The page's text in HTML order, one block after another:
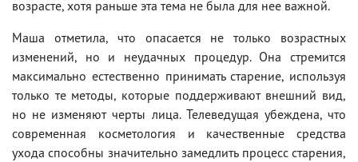
возрасте, хотя раньше эта тема не была для нее важной.
Маша отметила, что опасается не только возрастных
изменений, но и неудачных процедур. Она стремится
максимально естественно принимать старение, используя
только те методы, которые поддерживают внешний вид,
но не изменяют черты лица. Телеведущая убеждена, что
современная косметология и качественные средства
ухода способны значительно замедлить процесс старения,